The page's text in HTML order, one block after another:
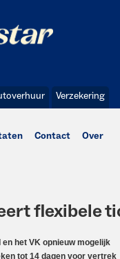
Verzekering
Contact Over
flexibele
het VK opnieuw mogelijk
tot 14 dagen voor vertrek